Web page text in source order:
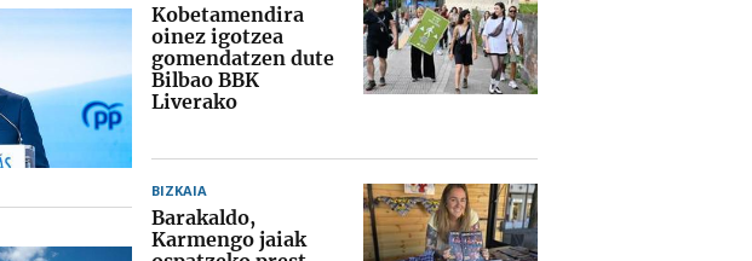
Kobetamendira
oinez igotzea
gomendatzen dute
Bilbao BBK
Liverako
BIZKAIA
Barakaldo,
Karmengo jaiak